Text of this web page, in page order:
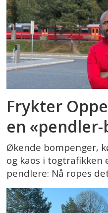
Frykter
en
Økende bompenger,
og kaos i togtrafikken
pendlere: Nå ropes